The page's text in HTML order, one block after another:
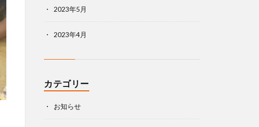
2023年5月
2023年4月
カテゴリー
お知らせ